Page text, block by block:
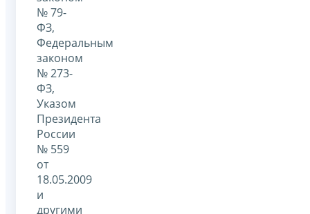
№ 79-
ФЗ,
Федеральным
законом
№ 273-
ФЗ,
Указом
Президента
России
№ 559
от
18.05.2009
и
другими